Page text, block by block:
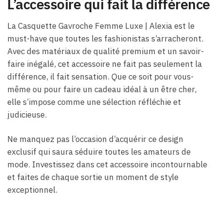
L’accessoire qui fait la différence
La Casquette Gavroche Femme Luxe​ | Alexia est le
must-have que toutes les fashionistas s’arracheront.
Avec des matériaux de qualité premium et un savoir-
faire inégalé, cet accessoire ne fait pas seulement la
différence, il fait sensation. Que ce soit pour vous-
même ou pour faire un cadeau idéal à un être cher,
elle s’impose comme une sélection réfléchie et
judicieuse.
Ne manquez pas l’occasion d’acquérir ce design
exclusif qui saura séduire toutes les amateurs de
mode. Investissez dans cet accessoire incontournable
et faites de chaque sortie un moment de style
exceptionnel.